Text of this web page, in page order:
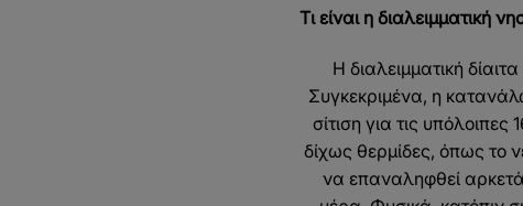
Τι είναι η διαλειμματική
Η διαλειμματική
Συγκεκριμένα, η
σίτιση για τις
δίχως θερμίδες, όπως το
να επαναληφθεί